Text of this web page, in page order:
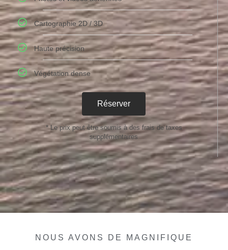
Cartographie 2D / 3D
Haute précision
Végétation dense
Réserver
* Le prix peut être soumis à des frais de taxes
supplémentaires
NOUS AVONS DE MAGNIFIQUE